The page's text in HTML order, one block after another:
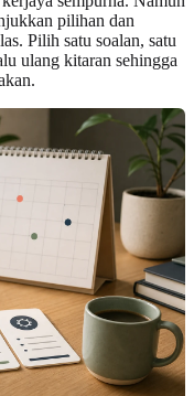
pilihan dan
Pilih satu soalan, satu
ulang kitaran sehingga